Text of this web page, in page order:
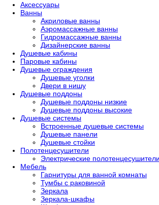
Аксессуары
Ванны
Акриловые ванны
Аэромассажные ванны
Гидромассажные ванны
Дизайнерские ванны
Душевые кабины
Паровые кабины
Душевые ограждения
Душевые уголки
Двери в нишу
Душевые поддоны
Душевые поддоны низкие
Душевые поддоны высокие
Душевые системы
Встроенные душевые системы
Душевые панели
Душевые стойки
Полотенцесушители
Электрические полотенцесушители
Мебель
Гарнитуры для ванной комнаты
Тумбы с раковиной
Зеркала
Зеркала-шкафы